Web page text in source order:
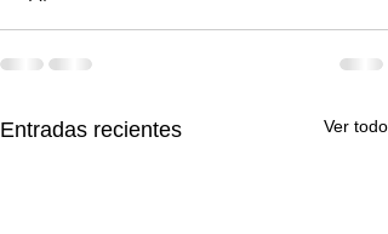
Entradas recientes Ver todo